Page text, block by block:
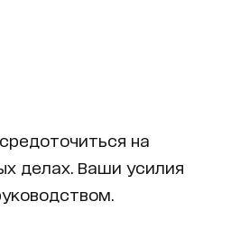
на
делах. Ваши усилия